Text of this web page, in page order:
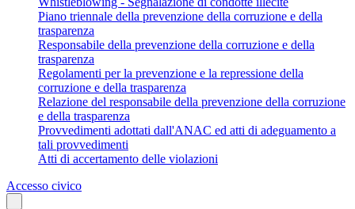
Piano triennale della prevenzione della corruzione e della
trasparenza
Responsabile della prevenzione della corruzione e della
trasparenza
Regolamenti per la prevenzione e la repressione della
corruzione e della trasparenza
Relazione del responsabile della prevenzione della corruzione
e della trasparenza
Provvedimenti adottati dall'ANAC ed atti di adeguamento a
tali provvedimenti
Atti di accertamento delle violazioni
Accesso civico